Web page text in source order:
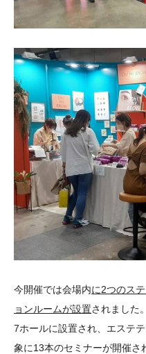
今開催では会場内に2つのス
ョンルームが設置されました
7ホールに設置され、エステ
象に13本のセミナーが開催さ